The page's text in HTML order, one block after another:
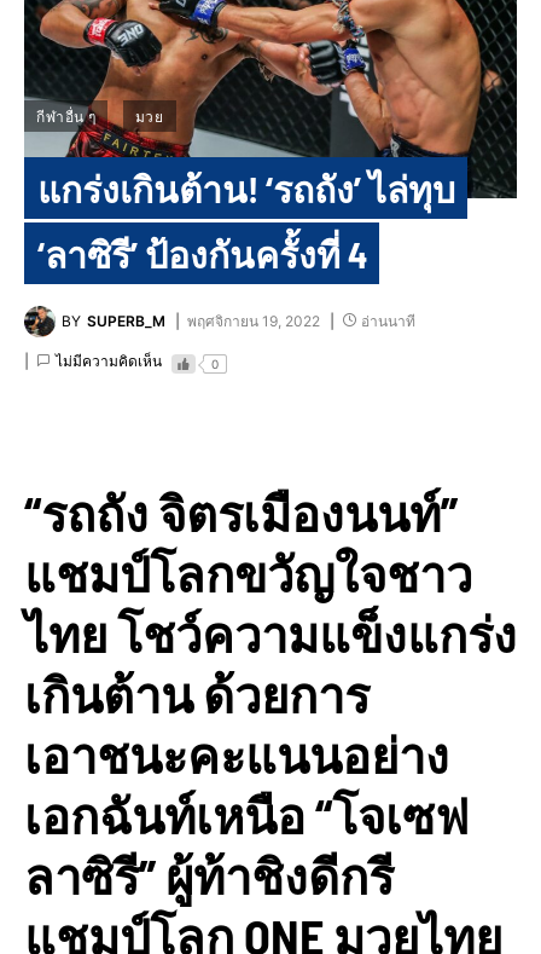
กีฬาอื่น ๆ มวย
แกร่งเกินต้าน! ‘รถถัง’ ไล่ทุบ
‘ลาซิรี’ ป้องกันครั้งที่ 4
BY SUPERB_M พฤศจิกายน 19, 2022 อ่านนาที
ไม่มีความคิดเห็น 0
“รถถัง จิตรเมืองนนท์”
แชมป์โลกขวัญใจชาว
ไทย โชว์ความแข็งแกร่ง
เกินต้าน ด้วยการ
เอาชนะคะแนนอย่าง
เอกฉันท์เหนือ “โจเซฟ
ลาซิรี” ผู้ท้าชิงดีกรี
แชมป์โลก ONE มวยไทย